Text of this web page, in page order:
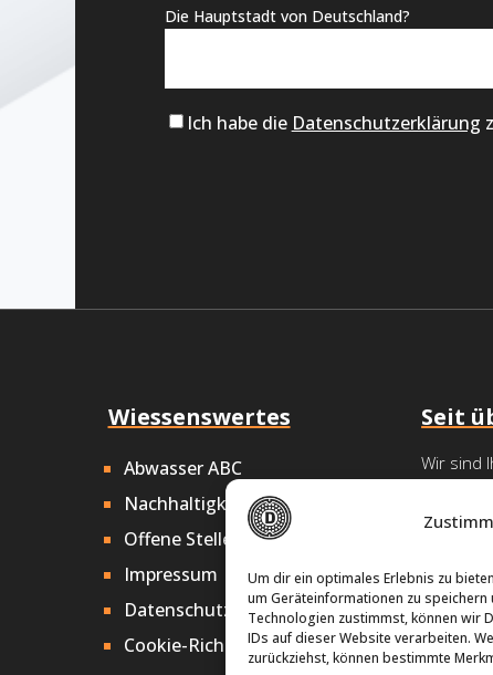
Um dir ein optimales Erlebnis zu
um Geräteinformationen zu
Technologien zustimmst, können wir
IDs auf dieser Website verarbeiten.
zurückziehst, können bestimmte
Die Hauptstadt von Deutschland?
Ich habe die Datenschutzerklärung
Wiessenswertes
Abwasser ABC
Nachhaltigkeit
Offene Stellen
Impressum
Datenschutz
Cookie-Richtlinie
Seit
Wir sind